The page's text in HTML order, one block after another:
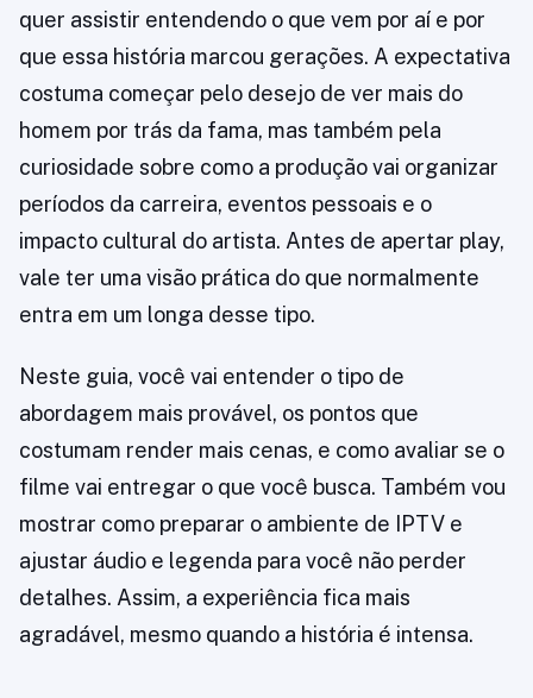
quer assistir entendendo o que vem por aí e por
que essa história marcou gerações. A expectativa
costuma começar pelo desejo de ver mais do
homem por trás da fama, mas também pela
curiosidade sobre como a produção vai organizar
períodos da carreira, eventos pessoais e o
impacto cultural do artista. Antes de apertar play,
vale ter uma visão prática do que normalmente
entra em um longa desse tipo.
Neste guia, você vai entender o tipo de
abordagem mais provável, os pontos que
costumam render mais cenas, e como avaliar se o
filme vai entregar o que você busca. Também vou
mostrar como preparar o ambiente de IPTV e
ajustar áudio e legenda para você não perder
detalhes. Assim, a experiência fica mais
agradável, mesmo quando a história é intensa.